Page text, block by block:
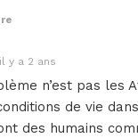
il y a 2 ans
n’est pas les
de vie
des humains